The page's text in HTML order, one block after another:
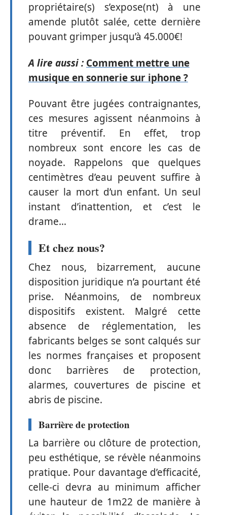
propriétaire(s) s’expose(nt) à une
amende plutôt salée, cette dernière
pouvant grimper jusqu’à 45.000€!
A lire aussi : Comment mettre une
musique en sonnerie sur iphone ?
Pouvant être jugées contraignantes,
ces mesures agissent néanmoins à
titre préventif. En effet, trop
nombreux sont encore les cas de
noyade. Rappelons que quelques
centimètres d’eau peuvent suffire à
causer la mort d’un enfant. Un seul
instant d’inattention, et c’est le
drame…
Et chez nous?
Chez nous, bizarrement, aucune
disposition juridique n’a pourtant été
prise. Néanmoins, de nombreux
dispositifs existent. Malgré cette
absence de réglementation, les
fabricants belges se sont calqués sur
les normes françaises et proposent
donc barrières de protection,
alarmes, couvertures de piscine et
abris de piscine.
Barrière de protection
La barrière ou clôture de protection,
peu esthétique, se révèle néanmoins
pratique. Pour davantage d’efficacité,
celle-ci devra au minimum afficher
une hauteur de 1m22 de manière à